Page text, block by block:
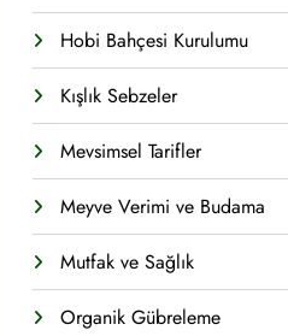
Hobi Bahçesi Kurulumu
Kışlık Sebzeler
Mevsimsel Tarifler
Meyve Verimi ve Budama
Mutfak ve Sağlık
Organik Gübreleme